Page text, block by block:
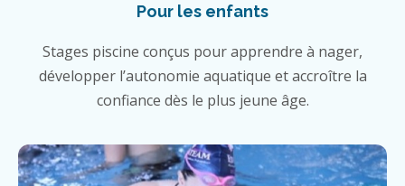
Pour les enfants
Stages piscine conçus pour apprendre à nager,
développer l’autonomie aquatique et accroître la
confiance dès le plus jeune âge.